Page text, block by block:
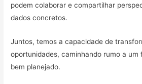
podem colaborar e compartilhar
dados concretos.
Juntos, temos a capacidade de
oportunidades, caminhando rumo a um
bem planejado.